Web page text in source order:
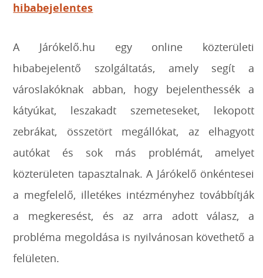
hibabejelentes
A Járókelő.hu egy online közterületi
hibabejelentő szolgáltatás, amely segít a
városlakóknak abban, hogy bejelenthessék a
kátyúkat, leszakadt szemeteseket, lekopott
zebrákat, összetört megállókat, az elhagyott
autókat és sok más problémát, amelyet
közterületen tapasztalnak. A Járókelő önkéntesei
a megfelelő, illetékes intézményhez továbbítják
a megkeresést, és az arra adott válasz, a
probléma megoldása is nyilvánosan követhető a
felületen.